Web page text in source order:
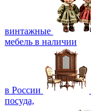
винтажные
мебель в наличии
в России
посуда,